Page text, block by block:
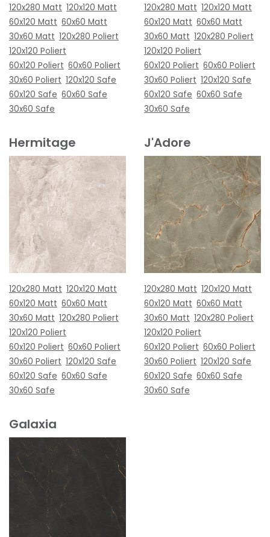
120x280 Matt 120x120 Matt
60x120 Matt 60x60 Matt
30x60 Matt 120x280 Poliert
120x120 Poliert
60x120 Poliert 60x60 Poliert
30x60 Poliert 120x120 Safe
60x120 Safe 60x60 Safe
30x60 Safe
120x280 Matt 120x120 Matt
60x120 Matt 60x60 Matt
30x60 Matt 120x280 Poliert
120x120 Poliert
60x120 Poliert 60x60 Poliert
30x60 Poliert 120x120 Safe
60x120 Safe 60x60 Safe
30x60 Safe
Hermitage
120x280 Matt 120x120 Matt
60x120 Matt 60x60 Matt
30x60 Matt 120x280 Poliert
120x120 Poliert
60x120 Poliert 60x60 Poliert
30x60 Poliert 120x120 Safe
60x120 Safe 60x60 Safe
30x60 Safe
J'Adore
120x280 Matt 120x120 Matt
60x120 Matt 60x60 Matt
30x60 Matt 120x280 Poliert
120x120 Poliert
60x120 Poliert 60x60 Poliert
30x60 Poliert 120x120 Safe
60x120 Safe 60x60 Safe
30x60 Safe
Galaxia